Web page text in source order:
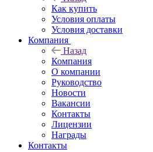
Как купить
Условия оплаты
Условия доставки
Компания
Назад
Компания
О компании
Руководство
Новости
Вакансии
Контакты
Лицензии
Награды
Контакты